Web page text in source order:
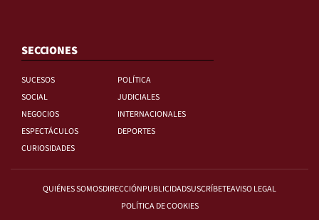
SECCIONES
SUCESOS
POLÍTICA
SOCIAL
JUDICIALES
NEGOCIOS
INTERNACIONALES
ESPECTÁCULOS
DEPORTES
CURIOSIDADES
QUIÉNES SOMOSDIRECCIÓNPUBLICIDADSUSCRÍBETEAVISO LEGAL
POLÍTICA DE COOKIES